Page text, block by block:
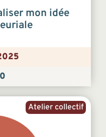
mon idée
Atelier collectif